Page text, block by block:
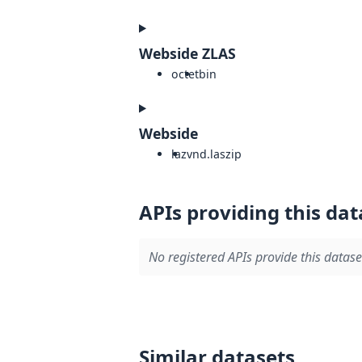
Webside ZLAS
octetbin
Webside
lazvnd.laszip
APIs providing this
No registered APIs provide this
Similar datasets